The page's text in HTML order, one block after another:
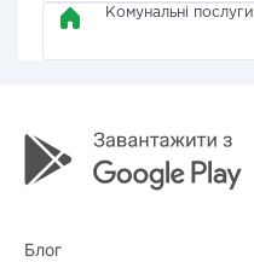
Комунальні послуги
Блог